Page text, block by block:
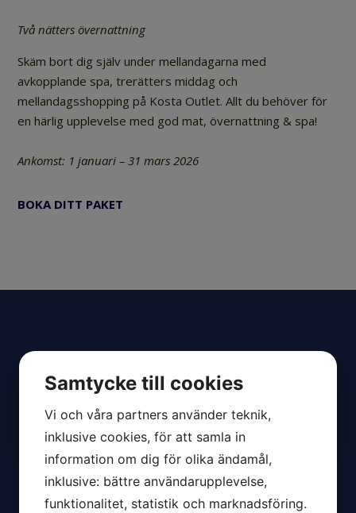
Två nätters övernattning
Skäm bort dig själv under mellandagarna med
avkopplande spa, trerätters middag och
mellandagsshopping på Kosta Outlet. Allt du behöver för
en härlig upplevelse med god mat, övernattning & spa!
Ankomst: 1 januari – 31 mars 2026
BOKA DITT PAKET

Följ oss!
Samtycke till cookies
Vi och våra partners använder teknik,
inklusive cookies, för att samla in
information om dig för olika ändamål,
inklusive: bättre användarupplevelse,
funktionalitet, statistik och marknadsföring.